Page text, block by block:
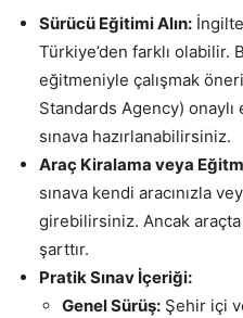
Sürücü Eğitimi Alın:
Türkiye’den farklı olabilir.
eğitmeniyle çalışmak
Standards Agency)
sınava hazırlanabilirsiniz.
Araç Kiralama veya
sınava kendi aracınızla
girebilirsiniz. Ancak araçta
şarttır.
Pratik Sınav İçeriği:
Genel Sürüş: Şehir içi